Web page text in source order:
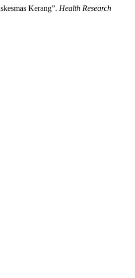
Kerang”. Health Research